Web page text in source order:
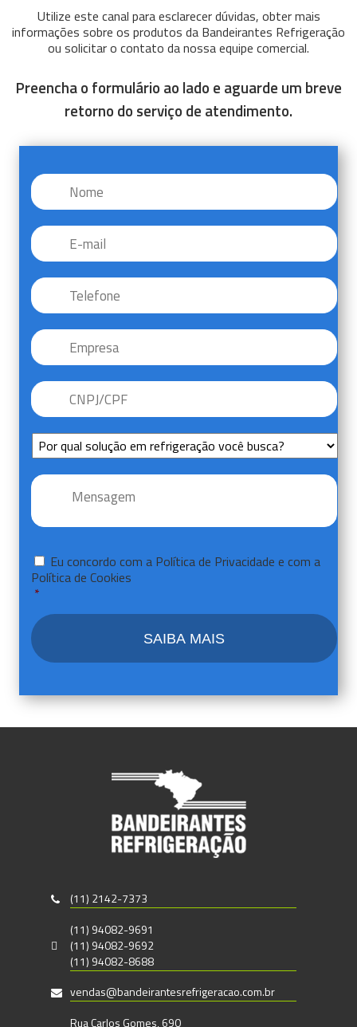
Utilize este canal para esclarecer dúvidas, obter mais
informações sobre os produtos da Bandeirantes Refrigeração
ou solicitar o contato da nossa equipe comercial.
Preencha o formulário ao lado e aguarde um breve
retorno do serviço de atendimento.
Nome
E-
mail
Telefone
Empresa
CNPJ/CPF
Sem
Título
Mensagem
Consentir
Eu concordo com a Política de Privacidade e com a
Política de Cookies
*
CAPTCHA
(11) 2142-7373
(11) 94082-9691
(11) 94082-9692
(11) 94082-8688
vendas@bandeirantesrefrigeracao.com.br
Rua Carlos Gomes, 690